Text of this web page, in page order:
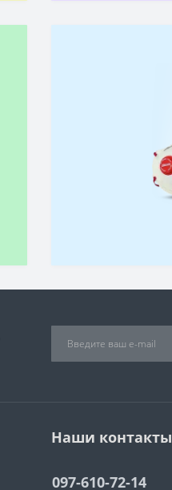
Наши контакты
097-610-72-14